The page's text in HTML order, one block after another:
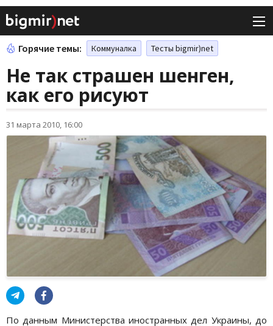
Горячие темы: Коммуналка Тесты bigmir)net
Не так страшен шенген,
как его рисуют
31 марта 2010, 16:00
По данным Министерства иностранных дел Украины, до